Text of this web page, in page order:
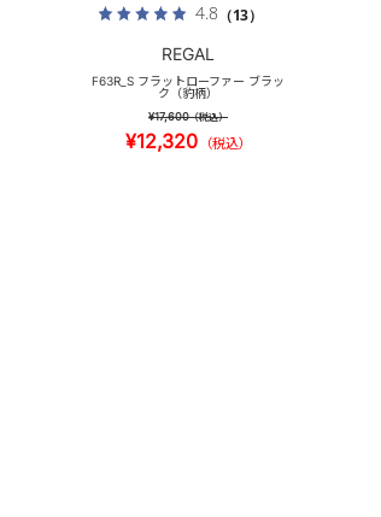
4.8 （13）
REGAL
F63R_S フラットローファー ブラッ
ク（豹柄）
¥17,600（税込）
¥12,320 （税込）